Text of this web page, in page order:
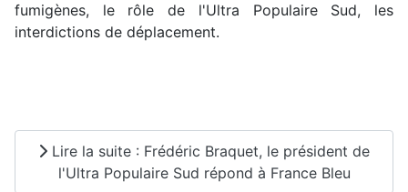
fumigènes, le rôle de l'Ultra Populaire Sud, les
interdictions de déplacement.
Lire la suite : Frédéric Braquet, le président de
l'Ultra Populaire Sud répond à France Bleu